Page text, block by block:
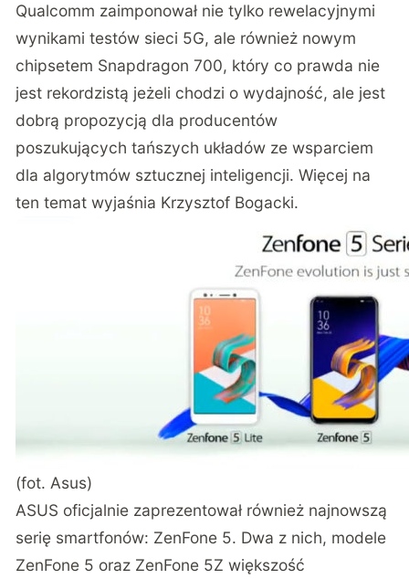
Qualcomm zaimponował nie tylko rewelacyjnymi
wynikami testów sieci 5G, ale również nowym
chipsetem Snapdragon 700, który co prawda nie
jest rekordzistą jeżeli chodzi o wydajność, ale jest
dobrą propozycją dla producentów
poszukujących tańszych układów ze wsparciem
dla algorytmów sztucznej inteligencji. Więcej na
ten tematwyjaśnia Krzysztof Bogacki.
(fot. Asus)
ASUS oficjalnie zaprezentował również najnowszą
serię smartfonów: ZenFone 5. Dwa z nich, modele
ZenFone 5 oraz ZenFone 5Z większość